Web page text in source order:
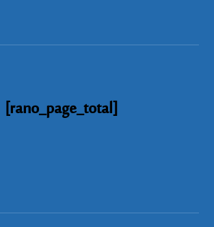
[rano_page_total]